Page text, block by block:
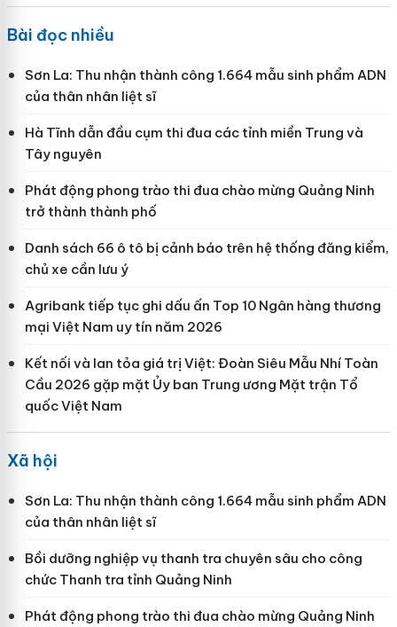
Bài đọc nhiều
Sơn La: Thu nhận thành công 1.664 mẫu sinh phẩm ADN
của thân nhân liệt sĩ
Hà Tĩnh dẫn đầu cụm thi đua các tỉnh miền Trung và
Tây nguyên
Phát động phong trào thi đua chào mừng Quảng Ninh
trở thành thành phố
Danh sách 66 ô tô bị cảnh báo trên hệ thống đăng kiểm,
chủ xe cần lưu ý
Agribank tiếp tục ghi dấu ấn Top 10 Ngân hàng thương
mại Việt Nam uy tín năm 2026
Kết nối và lan tỏa giá trị Việt: Đoàn Siêu Mẫu Nhí Toàn
Cầu 2026 gặp mặt Ủy ban Trung ương Mặt trận Tổ
quốc Việt Nam
Xã hội
Sơn La: Thu nhận thành công 1.664 mẫu sinh phẩm ADN
của thân nhân liệt sĩ
Bồi dưỡng nghiệp vụ thanh tra chuyên sâu cho công
chức Thanh tra tỉnh Quảng Ninh
Phát động phong trào thi đua chào mừng Quảng Ninh